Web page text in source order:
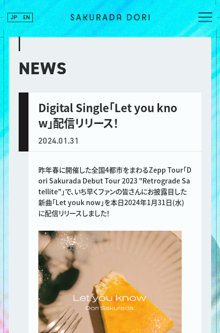
JP EN
NEWS
Digital Single「Let you kno
w」配信リリース！
2024.01.31
昨年春に開催した全国4都市をまわるZepp Tour「D
ori Sakurada Debut Tour 2023 "Retrograde Sa
tellite"」で、いち早くファンの皆さんにお披露目した
新曲「Let youk now」を本日2024年1月31日(水)
に配信リリースしました！